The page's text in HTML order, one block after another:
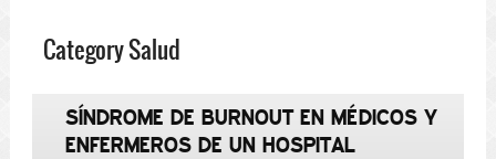
Category Salud
SÍNDROME DE BURNOUT EN MÉDICOS Y
ENFERMEROS DE UN HOSPITAL